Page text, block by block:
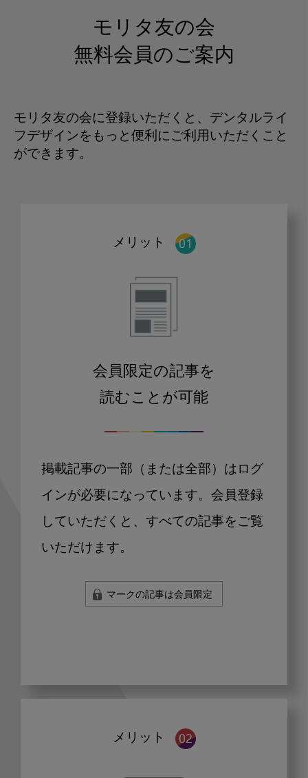
モリタ友の会
無料会員のご案内
モリタ友の会に登録いただくと、デンタルライ
フデザインをもっと便利にご利用いただくこと
ができます。
メリット
会員限定の記事を
読むことが可能
掲載記事の一部（または全部）はログ
インが必要になっています。会員登録
していただくと、すべての記事をご覧
いただけます。
マークの記事は会員限定
メリット